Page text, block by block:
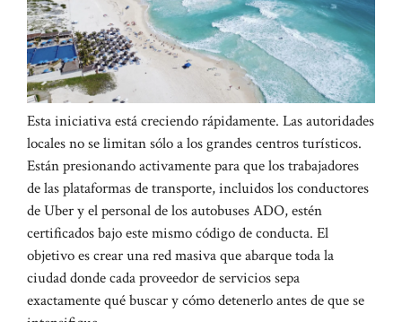
Esta iniciativa está creciendo rápidamente. Las autoridades
locales no se limitan sólo a los grandes centros turísticos.
Están presionando activamente para que los trabajadores
de las plataformas de transporte, incluidos los conductores
de Uber y el personal de los autobuses ADO, estén
certificados bajo este mismo código de conducta. El
objetivo es crear una red masiva que abarque toda la
ciudad donde cada proveedor de servicios sepa
exactamente qué buscar y cómo detenerlo antes de que se